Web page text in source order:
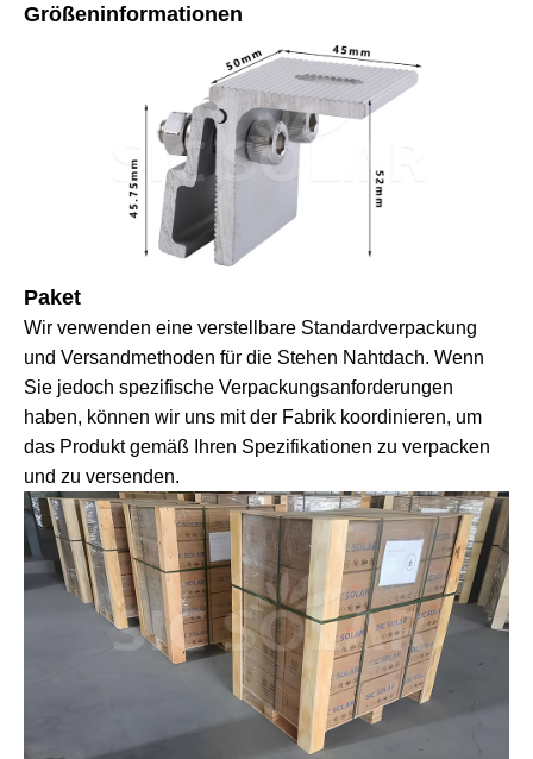
Größeninformationen
Paket
Wir verwenden eine verstellbare Standardverpackung
und Versandmethoden für die Stehen Nahtdach. Wenn
Sie jedoch spezifische Verpackungsanforderungen
haben, können wir uns mit der Fabrik koordinieren, um
das Produkt gemäß Ihren Spezifikationen zu verpacken
und zu versenden.